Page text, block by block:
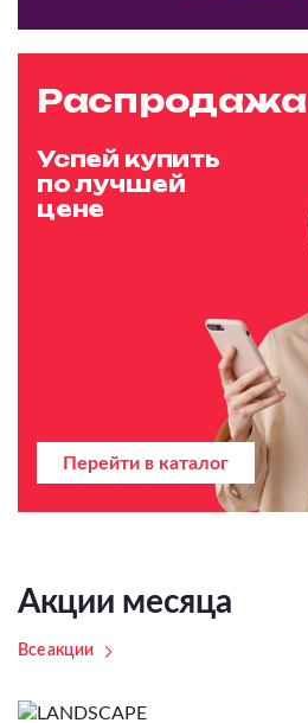
Распродажа
Успей купить
по лучшей
цене
Перейти в каталог
Акции месяца
Все акции